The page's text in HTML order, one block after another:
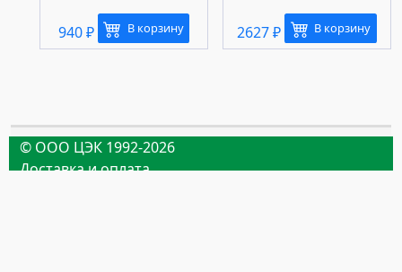
940₽ В корзину 2627₽ В корзину
© ООО ЦЭК 1992-2026
Доставка и оплата